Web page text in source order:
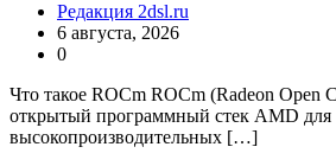
Редакция 2dsl.ru
6 августа, 2026
0
Что такое ROCm ROCm (Radeon Open
открытый программный стек AMD для
высокопроизводительных […]